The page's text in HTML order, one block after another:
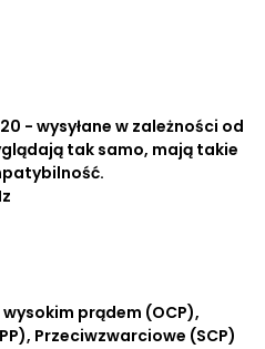
- wysyłane w zależności od
tak samo, mają takie
prądem (OCP),
Przeciwzwarciowe (SCP)